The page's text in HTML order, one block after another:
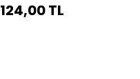
124,00 TL